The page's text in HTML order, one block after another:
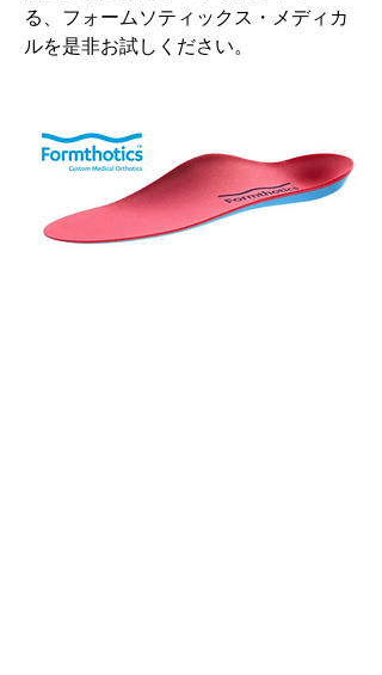
る、フォームソティックス・メディカ
ルを是非お試しください。